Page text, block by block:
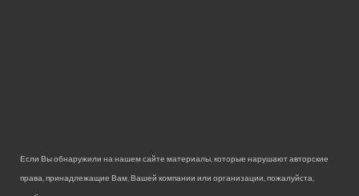
Если Вы обнаружили на нашем сайте материалы, которые нарушают авторские
права, принадлежащие Вам, Вашей компании или организации, пожалуйста,